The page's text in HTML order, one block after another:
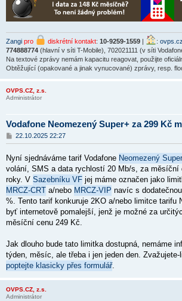
Zangi pro diskrétní kontakt: 10-9259-1559 | : ovps.cz
774888774 (hlavní v síti T-Mobile), 702021111 (v síti
Na textové zprávy nemám kapacitu reagovat, použijte
Obtěžující (opakované a jinak vynucované) zprávy, resp.
OVPS.CZ, z.s.
Administrátor
Vodafone Neomezený Super+ za 299 Kč
P
ř
s
p
v
e
k
22.10.2025 22:27
Nyní sjednáváme tarif Vodafone Neomezený
volání, SMS a data rychlostí 20 Mb/s, za měsíční
roky. V Sazebníku VF jej máme označen jako
MRCZ-CRT a/nebo MRCZ-VIP navíc s
%. Tento tarif konkuruje 2KO a/nebo limitce tarifu
byť internetově pomalejší, jenž je možné za
měsíční cenu 249 Kč.
Jak dlouho bude tato limitka dostupná, nemáme
týden, měsíc, ale třeba i jen jeden den. Zvažujete-
poptejte klasicky přes formulář.
OVPS.CZ, z.s.
Administrátor